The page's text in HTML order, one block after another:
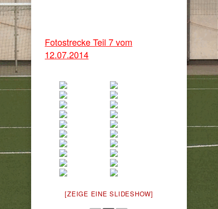
Fotostrecke Teil 7 vom
12.07.2014
[ZEIGE EINE SLIDESHOW]